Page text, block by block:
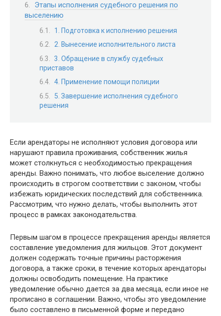
Этапы исполнения судебного решения по
выселению
1. Подготовка к исполнению решения
2. Вынесение исполнительного листа
3. Обращение в службу судебных
приставов
4. Применение помощи полиции
5. Завершение исполнения судебного
решения
Если арендаторы не исполняют условия договора или
нарушают правила проживания, собственник жилья
может столкнуться с необходимостью прекращения
аренды. Важно понимать, что любое выселение должно
происходить в строгом соответствии с законом, чтобы
избежать юридических последствий для собственника.
Рассмотрим, что нужно делать, чтобы выполнить этот
процесс в рамках законодательства.
Первым шагом в процессе прекращения аренды является
составление уведомления для жильцов. Этот документ
должен содержать точные причины расторжения
договора, а также сроки, в течение которых арендаторы
должны освободить помещение. На практике
уведомление обычно дается за два месяца, если иное не
прописано в соглашении. Важно, чтобы это уведомление
было составлено в письменной форме и передано